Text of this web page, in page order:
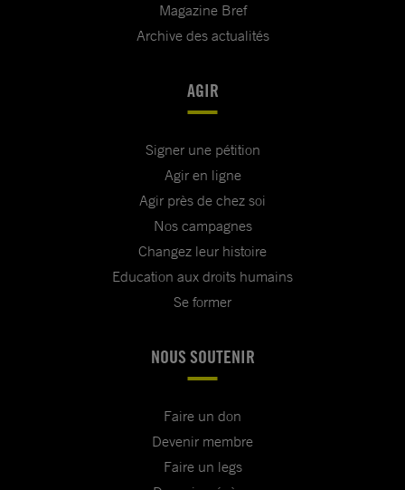
Magazine Bref
Archive des actualités
AGIR
Signer une pétition
Agir en ligne
Agir près de chez soi
Nos campagnes
Changez leur histoire
Education aux droits humains
Se former
NOUS SOUTENIR
Faire un don
Devenir membre
Faire un legs